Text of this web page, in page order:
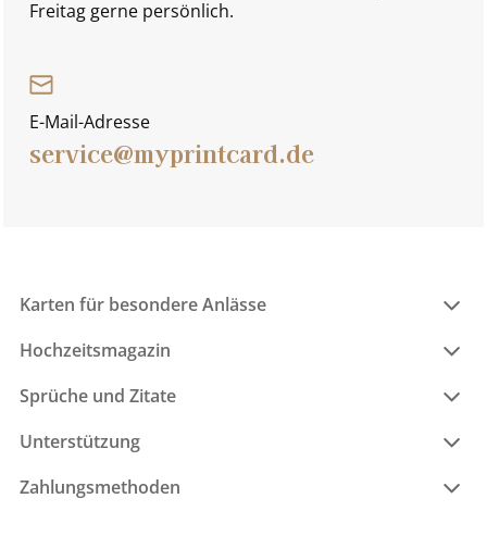
Freitag gerne persönlich.
E-Mail-Adresse
service@myprintcard.de
Karten für besondere Anlässe
Hochzeitsmagazin
Sprüche und Zitate
Unterstützung
Zahlungsmethoden